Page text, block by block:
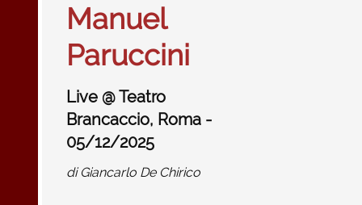
Manuel
Paruccini
Live @ Teatro
Brancaccio, Roma -
05/12/2025
di Giancarlo De Chirico